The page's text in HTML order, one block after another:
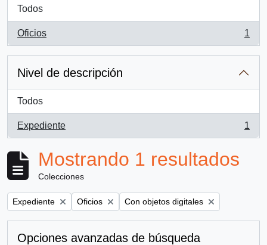
Todos
Oficios
, 1 resultados
1
Nivel de descripción
Todos
Expediente
, 1 resultados
1
Mostrando 1 resultados
Colecciones
Remove filter:
Expediente Remove filter:
Oficios Remove filter:
Con objetos digitales
Opciones avanzadas de búsqueda